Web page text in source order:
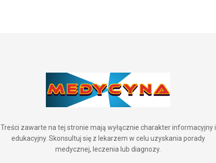
Treści zawarte na tej stronie mają wyłącznie charakter informacyjny i
edukacyjny. Skonsultuj się z lekarzem w celu uzyskania porady
medycznej, leczenia lub diagnozy.